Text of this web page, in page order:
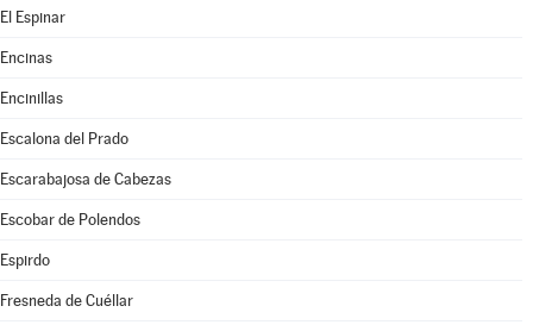
El Espinar
Encinas
Encinillas
Escalona del Prado
Escarabajosa de Cabezas
Escobar de Polendos
Espirdo
Fresneda de Cuéllar